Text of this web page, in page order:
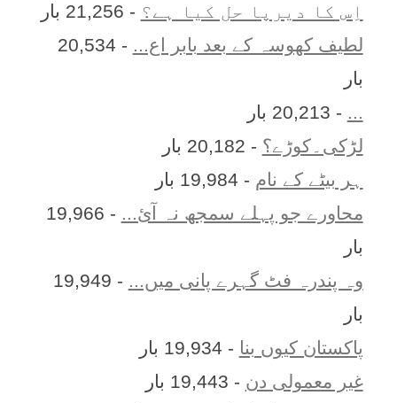
اِس کا ديرپا حل کيا ہے؟ - 21,256 بار
لطیف کھوسہ کے بعد بابر اع...
- 20,534
بار
... - 20,213 بار
لڑکی۔کوڑے؟ - 20,182 بار
ہر بيٹے کے نام - 19,984 بار
محاورے جو پہلے سمجھ نہ آئ...
- 19,966
بار
وہ پندرہ فٹ گہرے پانی میں...
- 19,949
بار
پاکستان کیوں بنا - 19,934 بار
غیر معمولی دن - 19,443 بار